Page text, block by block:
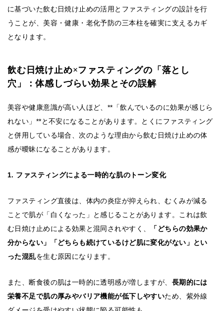
に基づいた飲む日焼け止めの活用とファスティングの設計を行
うことが、美容・健康・老化予防の三本柱を確実に支えるカギ
となります。
飲む日焼け止め×ファスティングの「落とし
穴」：体感しづらい効果とその誤解
美容や健康意識が高い人ほど、**「飲んでいるのに効果が感じら
れない」**と不安になることがあります。とくにファスティング
と併用している場合、次のような理由から飲む日焼け止めの体
感が曖昧になることがあります。
1. ファスティングによる一時的な肌のトーン変化
ファスティング直後は、体内の炎症が抑えられ、むくみが減る
ことで肌が「白くなった」と感じることがあります。これは飲
む日焼け止めによる効果と混同されやすく、
「どちらの効果か
分からない」「どちらも続けているけど肌に変化がない」とい
った混乱を生む原因になります。
また、断食後の肌は一時的に透明感が増しますが、 長期的には
栄養不足で肌の厚みやバリア機能が低下しやすいため、紫外線